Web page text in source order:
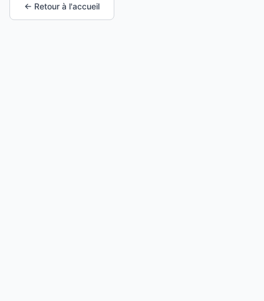
← Retour à l'accueil